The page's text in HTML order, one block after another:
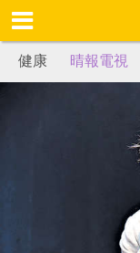
健康 晴報電視